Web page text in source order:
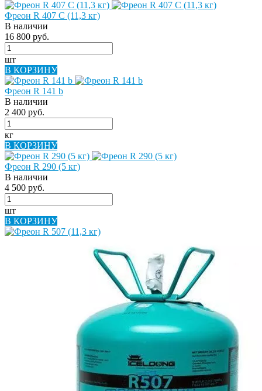
Фреон R 407 С (11,3 кг)
В наличии
16 800 руб.
шт
В КОРЗИНУ
Фреон R 141 b
В наличии
2 400 руб.
кг
В КОРЗИНУ
Фреон R 290 (5 кг)
В наличии
4 500 руб.
шт
В КОРЗИНУ